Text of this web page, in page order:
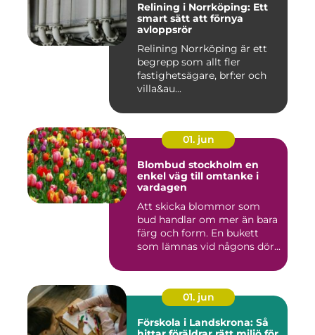
Relining i Norrköping: Ett
smart sätt att förnya
avloppsrör
Relining Norrköping är ett
begrepp som allt fler
fastighetsägare, brf:er och
villa&au...
01. jun
Blombud stockholm en
enkel väg till omtanke i
vardagen
Att skicka blommor som
bud handlar om mer än bara
färg och form. En bukett
som lämnas vid någons dör...
01. jun
Förskola i Landskrona: Så